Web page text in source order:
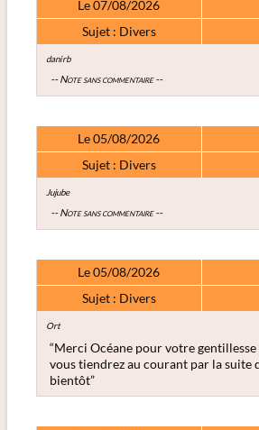
Le 07/08/2026
Sujet : Divers
danirb
-- Note sans commentaire --
Le 05/08/2026
Sujet : Divers
Jujube
-- Note sans commentaire --
Le 05/08/2026
Sujet : Divers
Ort
“Merci Océane pour votre
vous tiendrez au courant par la suite
bientôt”